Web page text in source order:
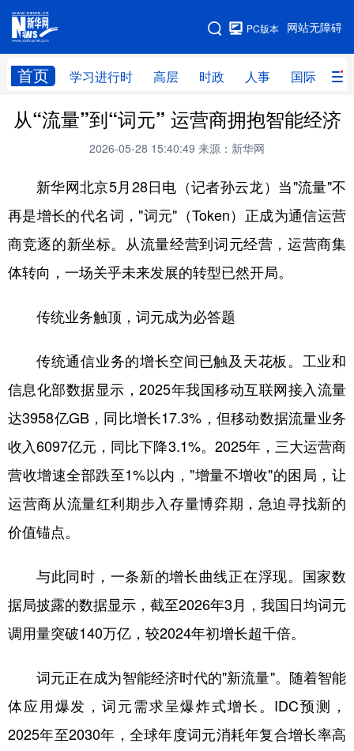
网站无障碍
PC版本
首页 学习进行时 高层 时政 人事 国际 财
网站地图
学习进行时 高层 时政 人事
财经 网评
台湾 思客智库 全球连线 教育
科技 科创 量子 体育
文化 书画 健康 军事
法律 中央文件 金融
学术中国 乡村振兴 银龄 溯源中国
城市 旅游 能源 会展
彩票 娱乐 时尚 悦读
公益 一带一路 亚太网 上市公司
地方频道
北京 天津 河北 山西
浙江 安徽 福建 江西
山东 河南 湖北 湖南
广东 广西 海南 重庆
从“流量”到“词元” 运营商拥抱智能经济
2026-05-28 15:40:49 来源：新华网
新华网北京5月28日电（记者孙云龙）当"流量"不
再是增长的代名词，"词元"（Token）正成为通信运营
商竞逐的新坐标。从流量经营到词元经营，运营商集
体转向，一场关乎未来发展的转型已然开局。
传统业务触顶，词元成为必答题
传统通信业务的增长空间已触及天花板。工业和
信息化部数据显示，2025年我国移动互联网接入流量
达3958亿GB，同比增长17.3%，但移动数据流量业务
收入6097亿元，同比下降3.1%。2025年，三大运营商
营收增速全部跌至1%以内，"增量不增收"的困局，让
运营商从流量红利期步入存量博弈期，急迫寻找新的
价值锚点。
与此同时，一条新的增长曲线正在浮现。国家数
据局披露的数据显示，截至2026年3月，我国日均词元
调用量突破140万亿，较2024年初增长超千倍。
词元正在成为智能经济时代的"新流量"。随着智能
体应用爆发，词元需求呈爆炸式增长。IDC预测，
2025年至2030年，全球年度词元消耗年复合增长率高